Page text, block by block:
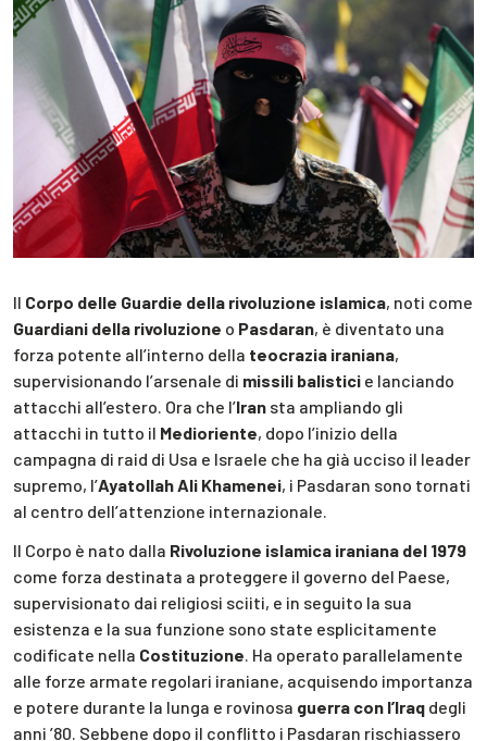
Il Corpo delle Guardie della rivoluzione islamica, noti come
Guardiani della rivoluzione o Pasdaran, è diventato una
forza potente all’interno della teocrazia iraniana,
supervisionando l’arsenale di missili balistici e lanciando
attacchi all’estero. Ora che l’Iran sta ampliando gli
attacchi in tutto il Medioriente, dopo l’inizio della
campagna di raid di Usa e Israele che ha già ucciso il leader
supremo, l’Ayatollah Ali Khamenei, i Pasdaran sono tornati
al centro dell’attenzione internazionale.
Il Corpo è nato dalla Rivoluzione islamica iraniana del 1979
come forza destinata a proteggere il governo del Paese,
supervisionato dai religiosi sciiti, e in seguito la sua
esistenza e la sua funzione sono state esplicitamente
codificate nella Costituzione. Ha operato parallelamente
alle forze armate regolari iraniane, acquisendo importanza
e potere durante la lunga e rovinosa guerra con l’Iraq degli
anni ’80. Sebbene dopo il conflitto i Pasdaran rischiassero